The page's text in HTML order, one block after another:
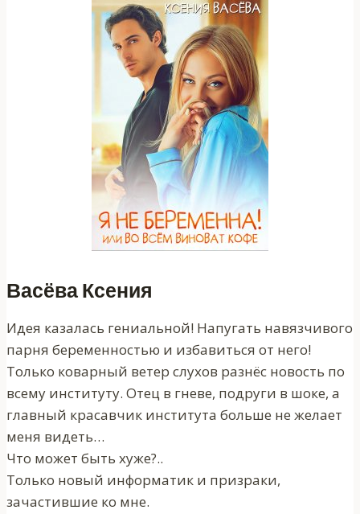
Васёва Ксения
Идея казалась гениальной! Напугать навязчивого
парня беременностью и избавиться от него!
Только коварный ветер слухов разнёс новость по
всему институту. Отец в гневе, подруги в шоке, а
главный красавчик института больше не желает
меня видеть…
Что может быть хуже?..
Только новый информатик и призраки,
зачастившие ко мне.